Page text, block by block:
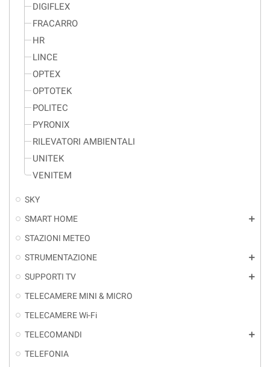
DIGIFLEX
FRACARRO
HR
LINCE
OPTEX
OPTOTEK
POLITEC
PYRONIX
RILEVATORI AMBIENTALI
UNITEK
VENITEM
SKY
SMART HOME
add
STAZIONI METEO
STRUMENTAZIONE
add
SUPPORTI TV add
TELECAMERE MINI & MICRO
TELECAMERE Wi-Fi
TELECOMANDI
add
TELEFONIA